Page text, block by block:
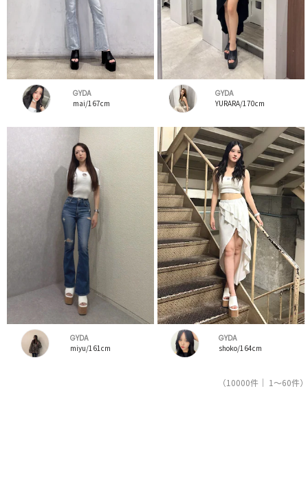
GYDA
mai/167cm
GYDA
YURARA/170cm
GYDA
miyu/161cm
GYDA
shoko/164cm
（10000件｜ 1～60件）